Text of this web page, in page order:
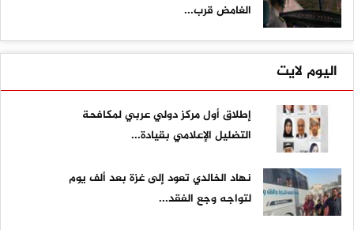
الغامض قرب...
اليوم لايت
إطلاق أول مركز دولي عربي لمكافحة
التضليل الإعلامي بقيادة...
نهاد الخالدي تعود إلى غزة بعد ألف يوم
لتواجه وجع الفقد...